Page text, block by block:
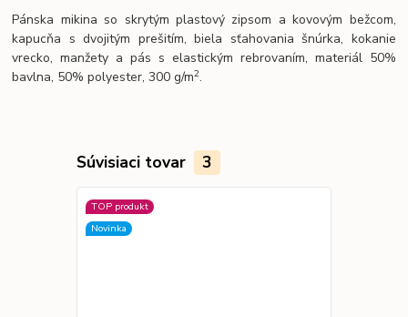
Pánska mikina so skrytým plastový zipsom a kovovým bežcom,
kapucňa s dvojitým prešitím, biela sťahovania šnúrka, kokanie
vrecko, manžety a pás s elastickým rebrovaním, materiál 50%
bavlna, 50% polyester, 300 g/m2.
Súvisiaci tovar 3
TOP produkt
Novinka